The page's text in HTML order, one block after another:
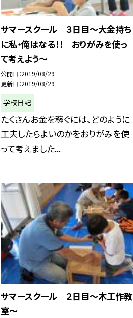
サマースクール ３日目〜大金持ち
に私・俺はなる！！ おりがみを使っ
て考えよう〜
公開日 2019/08/29
更新日 2019/08/29
学校日記
たくさんお金を稼ぐには、どのように
工夫したらよいのかをおりがみを使
って考えました...
サマースクール ２日目〜木工作教
室〜